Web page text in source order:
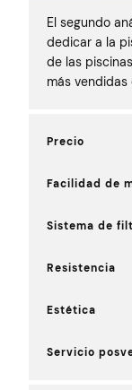
El segundo
dedicar a la
de las
más vendidas
Precio
Facilidad de
Sistema de
Resistencia
Estética
Servicio